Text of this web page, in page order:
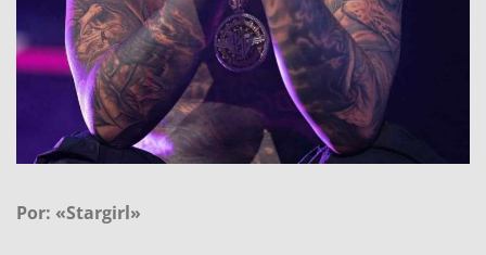
Por: «Stargirl»